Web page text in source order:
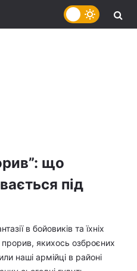
що
під
в бойовиків та їхніх
якихось озброєних
наші армійці в районі